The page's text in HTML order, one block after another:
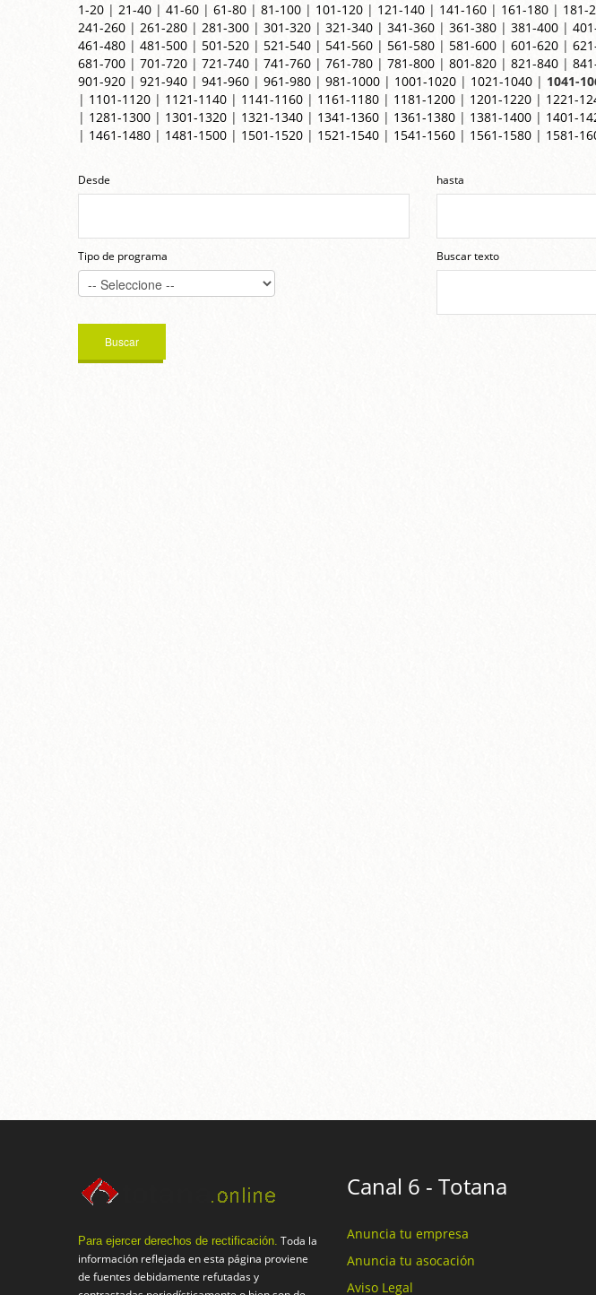
1-20 | 21-40 | 41-60 | 61-80 | 81-100 | 101-120 | 121-140 | 141-160 | 161-180 | 181-
241-260 | 261-280 | 281-300 | 301-320 | 321-340 | 341-360 | 361-380 | 381-400 |
461-480 | 481-500 | 501-520 | 521-540 | 541-560 | 561-580 | 581-600 | 601-620 |
681-700 | 701-720 | 721-740 | 741-760 | 761-780 | 781-800 | 801-820 | 821-840 |
901-920 | 921-940 | 941-960 | 961-980 | 981-1000 | 1001-1020 | 1021-1040 | 1041-
| 1101-1120 | 1121-1140 | 1141-1160 | 1161-1180 | 1181-1200 | 1201-1220 | 1221-
| 1281-1300 | 1301-1320 | 1321-1340 | 1341-1360 | 1361-1380 | 1381-1400 | 1401-
| 1461-1480 | 1481-1500 | 1501-1520 | 1521-1540 | 1541-1560 | 1561-1580 | 1581-
Desde
Tipo de programa
hasta
Buscar texto
Para ejercer derechos de rectificación. Toda la
información reflejada en esta página proviene
de fuentes debidamente refutadas y
Canal 6 - Totana
Anuncia tu empresa
Anuncia tu asocación
Aviso Legal